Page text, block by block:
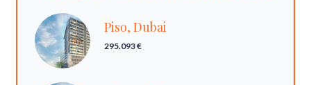
Piso, Dubai
295.093 €